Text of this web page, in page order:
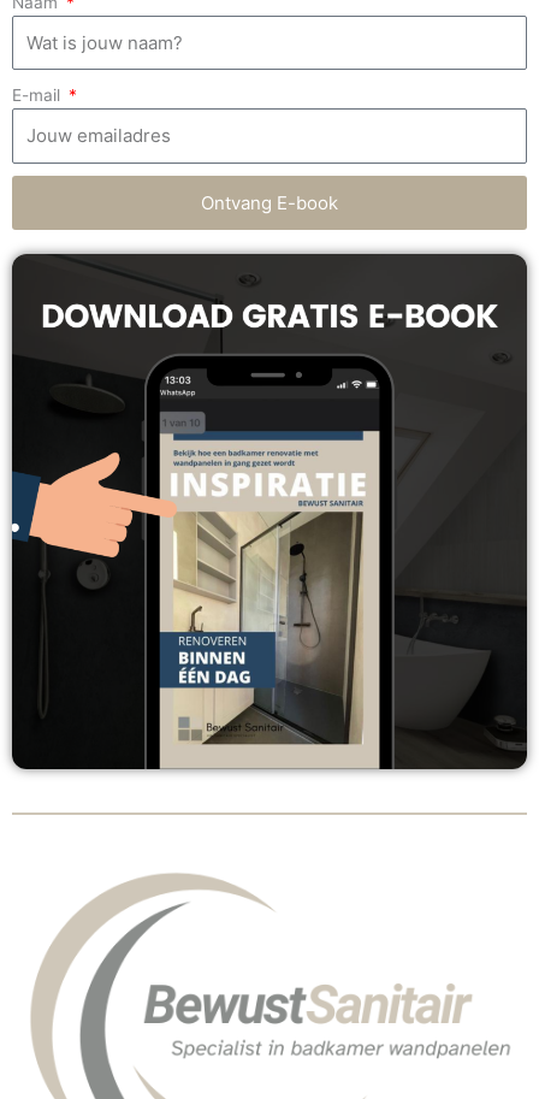
E-mail
Ontvang E-book